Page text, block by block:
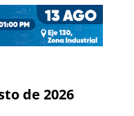
de 2026